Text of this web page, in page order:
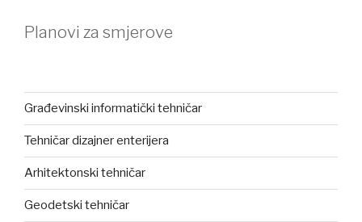
Planovi za smjerove
Građevinski informatički tehničar
Tehničar dizajner enterijera
Arhitektonski tehničar
Geodetski tehničar